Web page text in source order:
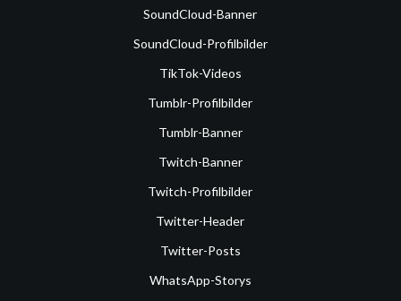
SoundCloud-Banner
SoundCloud-Profilbilder
TikTok-Videos
Tumblr-Profilbilder
Tumblr-Banner
Twitch-Banner
Twitch-Profilbilder
Twitter-Header
Twitter-Posts
WhatsApp-Storys